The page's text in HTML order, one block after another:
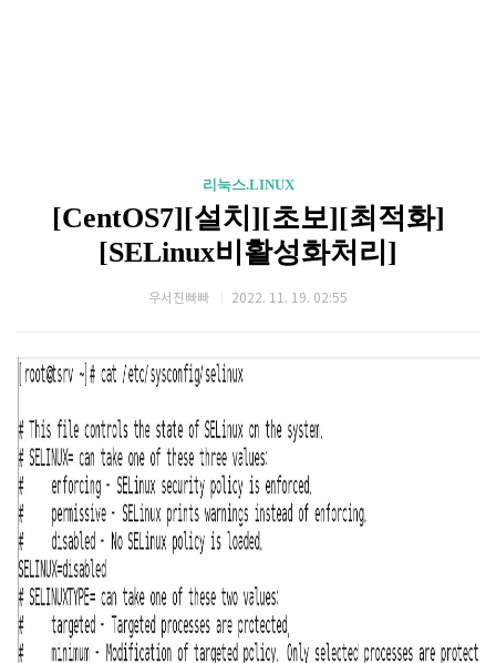
리눅스.LINUX
[CentOS7][설치][초보][최적화]
[SELinux비활성화처리]
우서진빠빠 2022. 11. 19. 02:55